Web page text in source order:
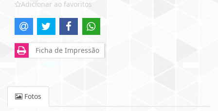
Adicionar ao favoritos
Ficha de Impressão
Fotos